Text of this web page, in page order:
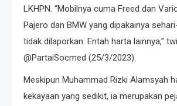
LKHPN. “Mobilnya cuma Freed dan
Pajero dan BMW yang dipakainya
tidak dilaporkan. Entah harta lainnya,”
@PartaiSocmed (25/3/2023).
Meskipun Muhammad Rizki Alamsyah
kekayaan yang sedikit, ia merupakan